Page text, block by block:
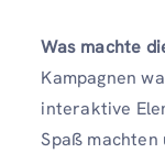
Was machte
Kampagnen
interaktive
Spaß